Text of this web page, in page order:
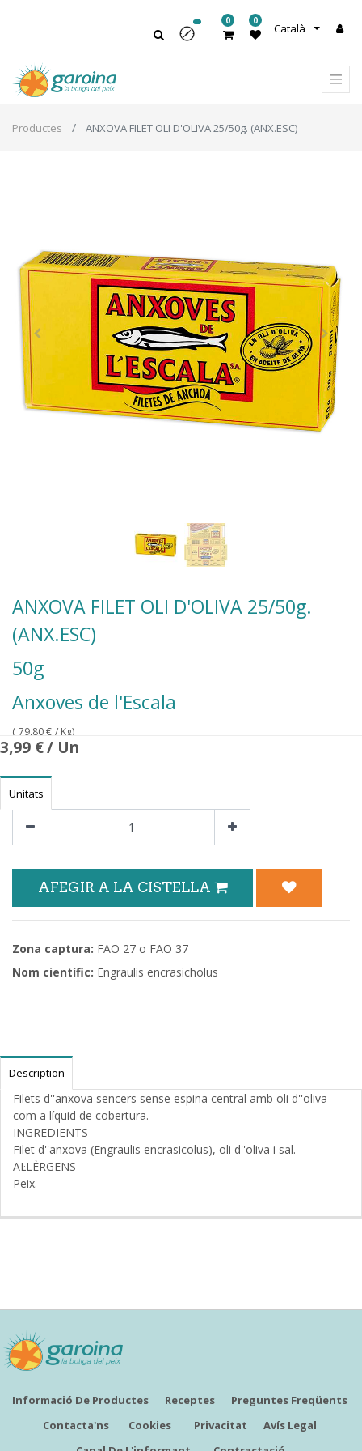
Català
0 0
Productes ANXOVA FILET OLI D'OLIVA 25/50g. (ANX.ESC)
ANXOVA FILET OLI D'OLIVA 25/50g.
(ANX.ESC)
50g
Anxoves de l'Escala
( 79,80€ / Kg)
3,99 €/ Un
Unitats
AFEGIR A LA CISTELLA
Zona captura: FAO 27 o FAO 37
Nom científic: Engraulis encrasicholus
Description
Filets d''anxova sencers sense espina central amb oli d''oliva
com a líquid de cobertura.
INGREDIENTS
Filet d''anxova (Engraulis encrasicolus), oli d''oliva i sal.
AL·LÈRGENS
Peix.
Informació De Productes Receptes
Preguntes Freqüents
Contacta'ns
Cookies Privacitat
Avís Legal